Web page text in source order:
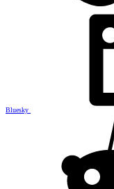
Bluesky